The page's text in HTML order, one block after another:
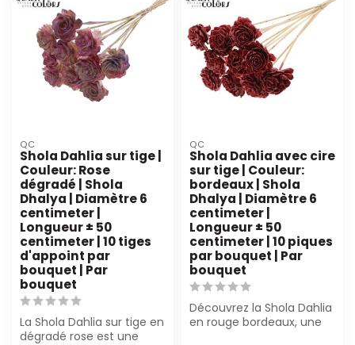
QC
Shola Dahlia sur tige |
Couleur: Rose
dégradé | Shola
Dhalya | Diamètre 6
centimeter |
Longueur ± 50
centimeter | 10 tiges
d'appoint par
bouquet | Par
bouquet
La Shola Dahlia sur tige en
dégradé rose est une
QC
Shola Dahlia avec cire
sur tige | Couleur:
bordeaux | Shola
Dhalya | Diamètre 6
centimeter |
Longueur ± 50
centimeter | 10 piques
par bouquet | Par
bouquet
Découvrez la Shola Dahlia
en rouge bordeaux, une